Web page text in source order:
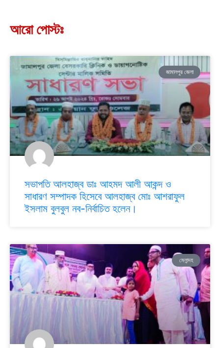
আরো পোস্টঃ
জামালপুর জেলা
সভাপতি আলহাজ্ব ডাঃ আহমদ আলী আকন্দ ও
সাধারণ সম্পাদক হিসেবে আলহাজ্ব মোঃ আশরাফুল
ইসলাম বুলবুল নব-নির্বাচিত হলেন।
মেলান্দহ